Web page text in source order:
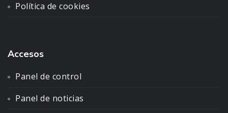
Política de cookies
Accesos
Panel de control
Panel de noticias